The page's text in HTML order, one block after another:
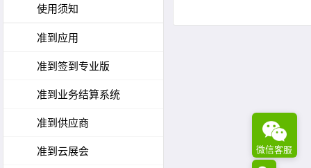
微信客服
使用须知
准到应用
准到签到专业版
准到业务结算系统
准到供应商
准到云展会